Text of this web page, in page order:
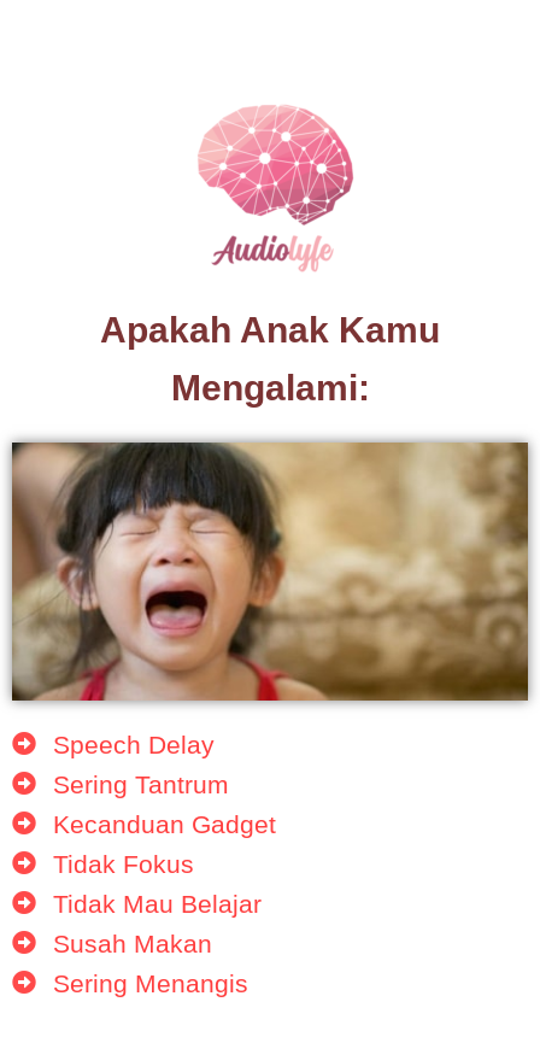
Apakah Anak Kamu
Mengalami:
Speech Delay
Sering Tantrum
Kecanduan Gadget
Tidak Fokus
Tidak Mau Belajar
Susah Makan
Sering Menangis